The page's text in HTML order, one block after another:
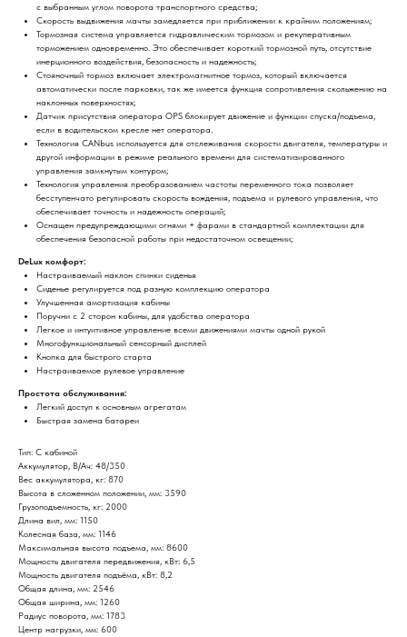
с выбранным углом поворота транспортного средства;
Скорость выдвижения мачты замедляется при приближении к крайним положениям;
Тормозная система управляется гидравлическим тормозом и рекуперативным
торможением одновременно. Это обеспечивает короткий тормозной путь, отсутствие
инерционного воздействия, безопасность и надежность;
Стояночный тормоз включает электромагнитное тормоз, который включается
автоматически после парковки, так же имеется функция сопротивления скольжению на
наклонных поверхностях;
Датчик присутствия оператора OPS блокирует движение и функции спуска/подъема,
если в водительском кресле нет оператора.
Технология CANbus используется для отслеживания скорости двигателя, температуры и
другой информации в режиме реального времени для систематизированного
управления замкнутым контуром;
Технология управления преобразованием частоты переменного тока позволяет
бесступенчато регулировать скорость вождения, подъема и рулевого управления, что
обеспечивает точность и надежность операций;
Оснащен предупреждающими огнями + фарами в стандартной комплектации для
обеспечения безопасной работы при недостаточном освещении;
DeLux комфорт:
Настраиваемый наклон спинки сиденья
Сиденье регулируется под разную комплекцию оператора
Улучшенная амортизация кабины
Поручни с 2 сторон кабины, для удобства оператора
Легкое и интуитивное управление всеми движениями мачты одной рукой
Многофункциональный сенсорный дисплей
Кнопка для быстрого старта
Настраиваемое рулевое управление
Простота обслуживания:
Легкий доступ к основным агрегатам
Быстрая замена батареи
Тип: С кабиной
Аккумулятор, В/Ач: 48/350
Вес аккумулятора, кг: 870
Высота в сложенном положении, мм: 3590
Грузоподъемность, кг: 2000
Длина вил, мм: 1150
Колесная база, мм: 1146
Максимальная высота подъема, мм: 8600
Мощность двигателя передвижения, кВт: 6,5
Мощность двигателя подъёма, кВт: 8,2
Общая длина, мм: 2546
Общая ширина, мм: 1260
Радиус поворота, мм: 1783
Центр нагрузки, мм: 600